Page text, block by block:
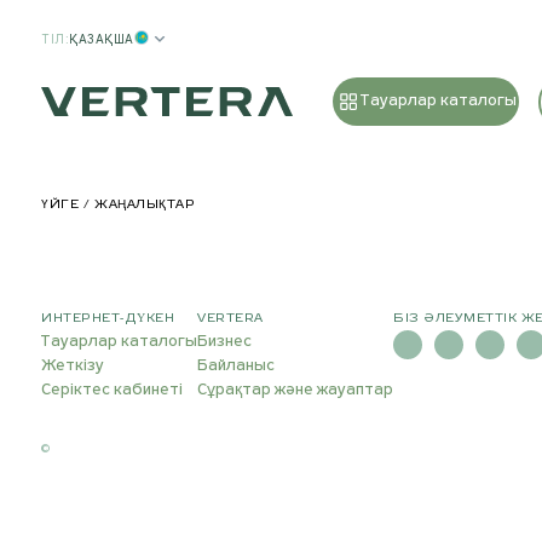
ТІЛ :ҚАЗАҚША
Тауарлар каталогы
ҮЙГЕ ЖАҢАЛЫҚТАР
ИНТЕРНЕТ-ДҮКЕН
Тауарлар каталогы
Жеткізу
Серіктес кабинеті
VERTERA
Бизнес
Байланыс
Сұрақтар және жауаптар
БІЗ ӘЛЕУМЕТТІК
©